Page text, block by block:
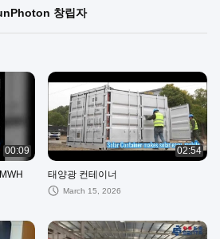
창립자
00:09 02:54
태양광 컨테이너
March 15, 2026